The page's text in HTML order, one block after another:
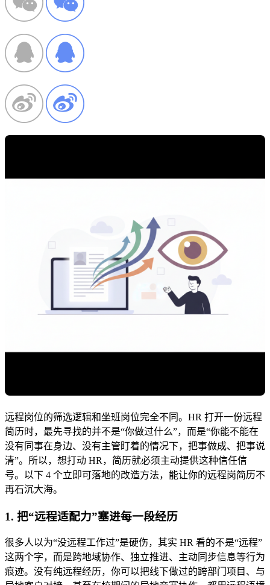
远程岗位的筛选逻辑和坐班岗位完全不同。HR 打开一份远程
简历时，最先寻找的并不是“你做过什么”，而是“你能不能在
没有同事在身边、没有主管盯着的情况下，把事做成、把事说
清”。所以，想打动 HR，简历就必须主动提供这种信任信
号。以下 4 个立即可落地的改造方法，能让你的远程岗简历不
再石沉大海。
1. 把“远程适配力”塞进每一段经历
很多人以为“没远程工作过”是硬伤，其实 HR 看的不是“远程”
这两个字，而是跨地域协作、独立推进、主动同步信息等行为
痕迹。没有纯远程经历，你可以把线下做过的跨部门项目、与